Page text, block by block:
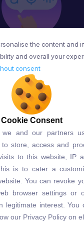
Phản Hồi
học nhận phản
lập tức, giúp cải
bộ nhanh chóng.
học
cho bạn
Free
the content and
and overall your
consent
Consent
we and our partners
store, access and
to this website, IP
is to cater a
You can revoke
browser settings or
legitimate interest. You
our Privacy Policy on
the content and
and overall your
consent
Cookie Consent
we and our partners
store, access and
to this website, IP
is to cater a
You can revoke
browser settings or
legitimate interest. You
our Privacy Policy on